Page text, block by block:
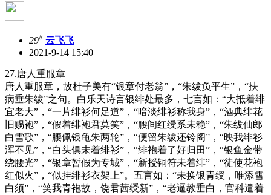
29# 云飞飞
2021-9-14 15:40
27.唐人重服章
唐人重服章，故杜子美有“银章付老翁”，“朱绂负平生”，“扶
病垂朱绂”之句。白乐天诗言银绯处最多，七言如：“大抵着绯
宜老大”，“一片绯衫何足道”，“暗淡绯衫称我身”，“酒典绯花
旧赐袍”，“假着绯袍君莫笑”，“腰间红绶系未稳”，“朱绂仙郎
白雪歌”，“腰佩银龟朱两轮”，“便留朱绂还铃阁”，“映我绯衫
浑不见”，“白头俱未着绯衫”，“绯袍着了好归田”，“银鱼金带
绕腰光”，“银章暂假为专城”，“新授铜符未着绯”，“徒使花袍
红似火”，“似挂绯衫衣架上”。五言如：“未换银青绶，唯添雪
白须”，“笑我青袍故，饶君茜绶新”，“老逼教垂白，官科遣着